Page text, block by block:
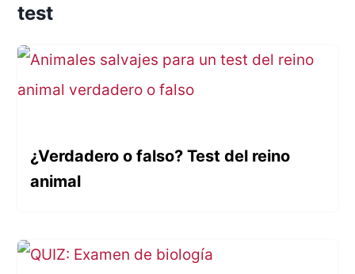
test
¿Verdadero o falso? Test del reino
animal